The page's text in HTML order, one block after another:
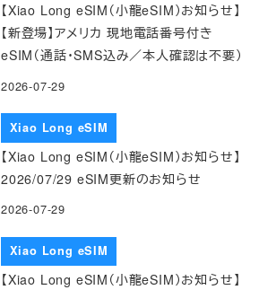
【Xiao Long eSIM（小龍eSIM）お知らせ】
【新登場】アメリカ 現地電話番号付き
eSIM（通話・SMS込み／本人確認は不要）
2026-07-29
Xiao Long eSIM
【Xiao Long eSIM（小龍eSIM）お知らせ】
2026/07/29 eSIM更新のお知らせ
2026-07-29
Xiao Long eSIM
【Xiao Long eSIM（小龍eSIM）お知らせ】